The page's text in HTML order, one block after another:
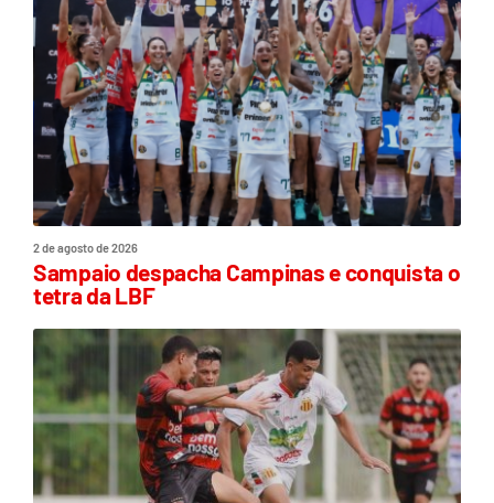
2 de agosto de 2026
Sampaio despacha Campinas e conquista o
tetra da LBF